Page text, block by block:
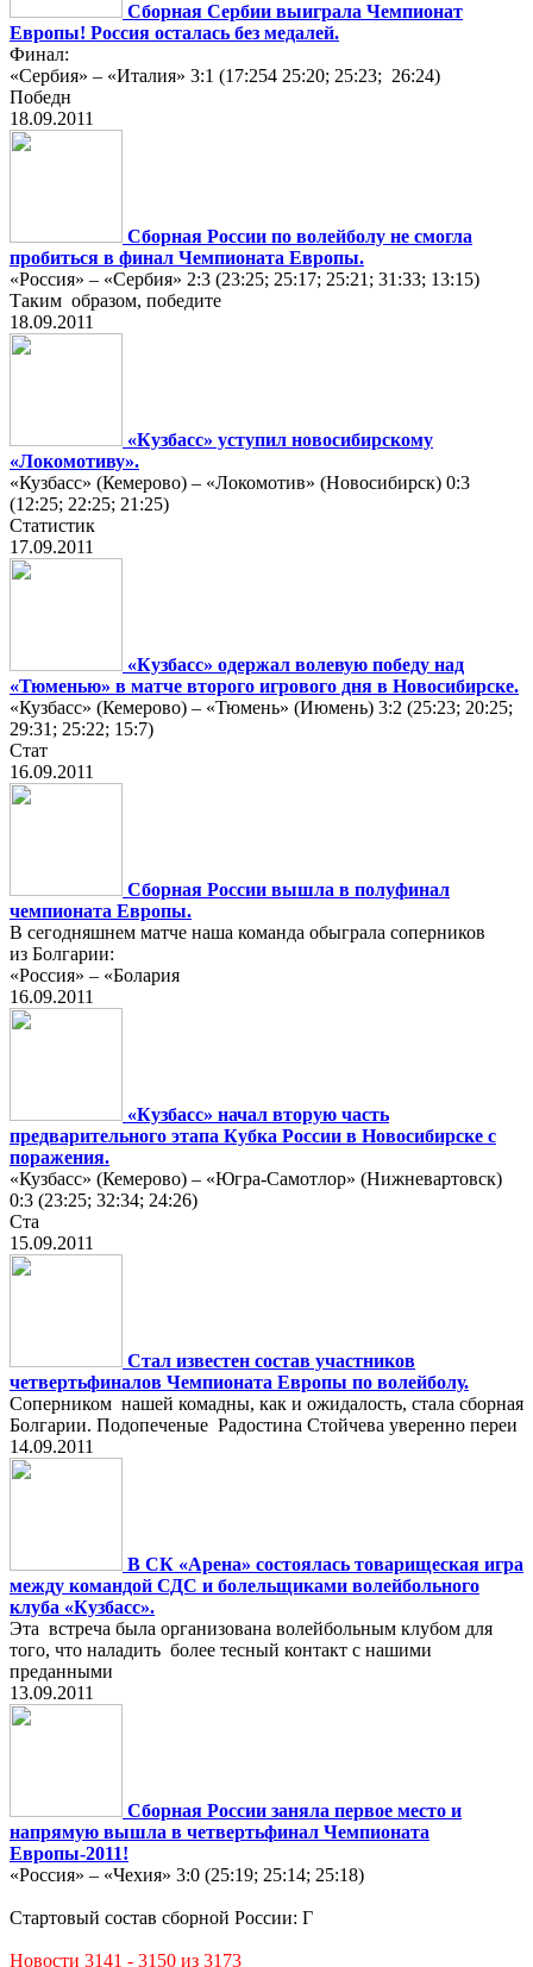
Сборная Сербии выиграла Чемпионат
Европы! Россия осталаcь без медалей.
Финал:
«Сербия» – «Италия» 3:1 (17:254 25:20; 25:23; 26:24)
Победн
18.09.2011
Сборная России по волейболу не смогла
пробиться в финал Чемпионата Европы.
«Россия» – «Сербия» 2:3 (23:25; 25:17; 25:21; 31:33; 13:15)
Таким образом, победите
18.09.2011
«Кузбасс» уступил новосибирскому
«Локомотиву».
«Кузбасс» (Кемерово) – «Локомотив» (Новосибирск) 0:3
(12:25; 22:25; 21:25)
Статистик
17.09.2011
«Кузбасс» одержал волевую победу над
«Тюменью» в матче второго игрового дня в Новосибирске.
«Кузбасс» (Кемерово) – «Тюмень» (Июмень) 3:2 (25:23; 20:25;
29:31; 25:22; 15:7)
Стат
16.09.2011
Сборная России вышла в полуфинал
чемпионата Европы.
В сегодняшнем матче наша команда обыграла соперников
из Болгарии:
«Россия» – «Болария
16.09.2011
«Кузбасс» начал вторую часть
предварительного этапа Кубка России в Новосибирске с
поражения.
«Кузбасс» (Кемерово) – «Югра-Самотлор» (Нижневартовск)
0:3 (23:25; 32:34; 24:26)
Ста
15.09.2011
Стал известен состав участников
четвертьфиналов Чемпионата Европы по волейболу.
Соперником нашей комадны, как и ожидалость, стала сборная
Болгарии. Подопеченые Радостина Стойчева уверенно переи
14.09.2011
В СК «Арена» состоялась товарищеская игра
между командой СДС и болельщиками волейбольного
клуба «Кузбасс».
Эта встреча была организована волейбольным клубом для
того, что наладить более тесный контакт с нашими
преданными
13.09.2011
Сборная России заняла первое место и
напрямую вышла в четвертьфинал Чемпионата
Европы-2011!
«Россия» – «Чехия» 3:0 (25:19; 25:14; 25:18)
Стартовый состав сборной России: Г
Новости 3141 - 3150 из 3173